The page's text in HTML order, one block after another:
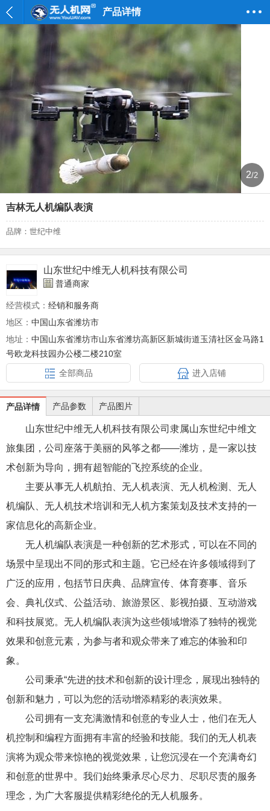
产品详情
2/2
吉林无人机编队表演
品牌：世纪中维
山东世纪中维无人机科技有限公司
普通商家
经营模式： 经销和服务商
地区： 中国山东省潍坊市
地址： 中国山东省潍坊市山东省潍坊高新区新城街道玉清社区金马路1
号欧龙科技园办公楼二楼210室
全部商品
进入店铺
产品详情 产品参数 产品图片
山东世纪中维无人机科技有限公司隶属山东世纪中维文
旅集团，公司座落于美丽的风筝之都——潍坊，是一家以技
术创新为导向，拥有超智能的飞控系统的企业。
主要从事无人机航拍、无人机表演、无人机检测、无人
机编队、无人机技术培训和无人机方案策划及技术支持的一
家信息化的高新企业。
无人机编队表演是一种创新的艺术形式，可以在不同的
场景中呈现出不同的形式和主题。它已经在许多领域得到了
广泛的应用，包括节日庆典、品牌宣传、体育赛事、音乐
会、典礼仪式、公益活动、旅游景区、影视拍摄、互动游戏
和科技展览。无人机编队表演为这些领域增添了独特的视觉
效果和创意元素，为参与者和观众带来了难忘的体验和印
象。
公司秉承“先进的技术和创新的设计理念，展现出独特的
创新和魅力，可以为您的活动增添精彩的表演效果。
公司拥有一支充满激情和创意的专业人士，他们在无人
机控制和编程方面拥有丰富的经验和技能。我们的无人机表
演将为观众带来惊艳的视觉效果，让您沉浸在一个充满奇幻
和创意的世界中。我们始终秉承尽心尽力、尽职尽责的服务
理念，为广大客服提供精彩绝伦的无人机服务。